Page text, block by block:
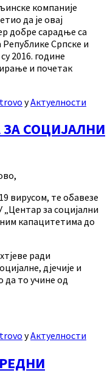
компаније
да је овај
добре сарадње са
Српске и
2016. године
и почетак
уАктуелности
СОЦИЈАЛНИ
вирусом, те обавезе
„Центар за социјални
капацитетима до
ради
дјечије и
то учине од
уАктуелности